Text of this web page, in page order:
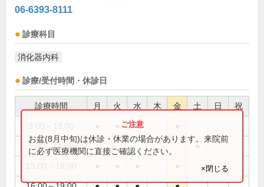
06-6393-8111
診療科目
消化器内科
診療/受付時間・休診日
診療時間 月 火 水 木 金 土 日 祝
●
9:00～14:00 ●
お盆(8月中旬)は休診・休業の場合があります。来院前
に必ず医療機関に直接ご確認ください。
×閉じる